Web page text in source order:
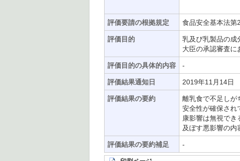
評価要請の根拠規定 食品安全基本法第
評価目的
乳及び乳製品の成
大臣の承認審査に
評価目的の具体的内容 -
評価結果通知日 2019年11月14日
評価結果の要約
離乳食で不足しが
安全性が確保され
康影響は無視でき
及ぼす悪影響の内
評価結果の要約補足 -